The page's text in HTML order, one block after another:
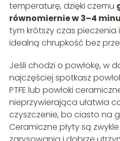
temperaturę, dzięki czemu
równomiernie w 3–4
tym krótszy czas pieczenia
idealną chrupkość bez
Jeśli chodzi o powłokę, w
najczęściej spotkasz
PTFE lub powłoki
nieprzywierająca ułatwia
czyszczenie, bo ciasto na
Ceramiczne płyty są